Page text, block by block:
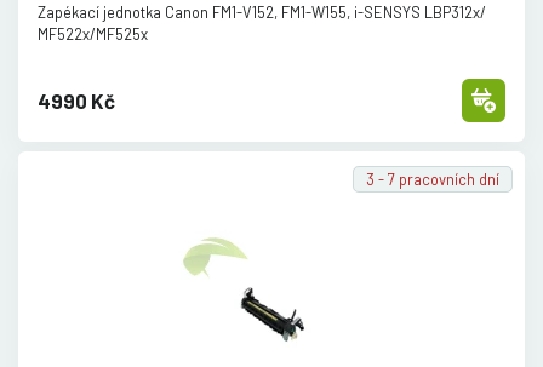
Zapékací jednotka Canon FM1-V152, FM1-W155, i-SENSYS LBP312x/
MF522x/MF525x
4990 Kč
3 - 7 pracovních dní